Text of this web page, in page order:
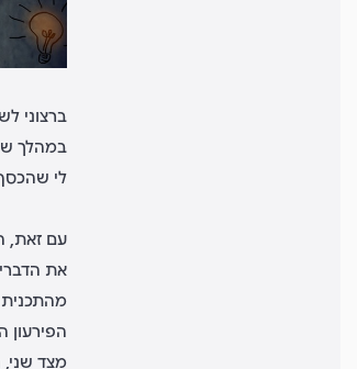
ברצוני
במהלך
לי
עם זאת,
את הדברים,
הפירעון הוא 13 שנים אחרי ההפקדה הראשונית, עם תוספת של ריבית, כך שהכסף שלי הלך